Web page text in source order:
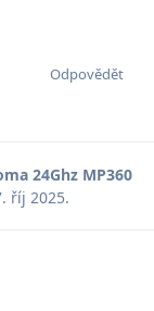
Odpovědět
24Ghz MP360
říj 2025.